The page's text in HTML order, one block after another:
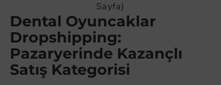
Sayfa)
Dental Oyuncaklar
Dropshipping:
Pazaryerinde Kazançlı
Satış Kategorisi